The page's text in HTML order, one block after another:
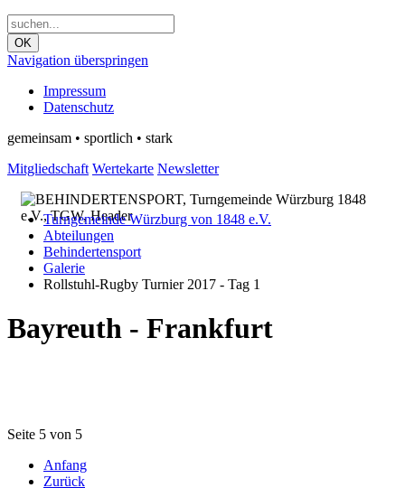
OK
Navigation überspringen
Impressum
Datenschutz
gemeinsam • sportlich • stark
Mitgliedschaft Wertekarte Newsletter
Turngemeinde Würzburg von 1848 e.V.
Abteilungen
Behindertensport
Galerie
Rollstuhl-Rugby Turnier 2017 - Tag 1
Bayreuth - Frankfurt
Seite 5 von 5
Anfang
Zurück